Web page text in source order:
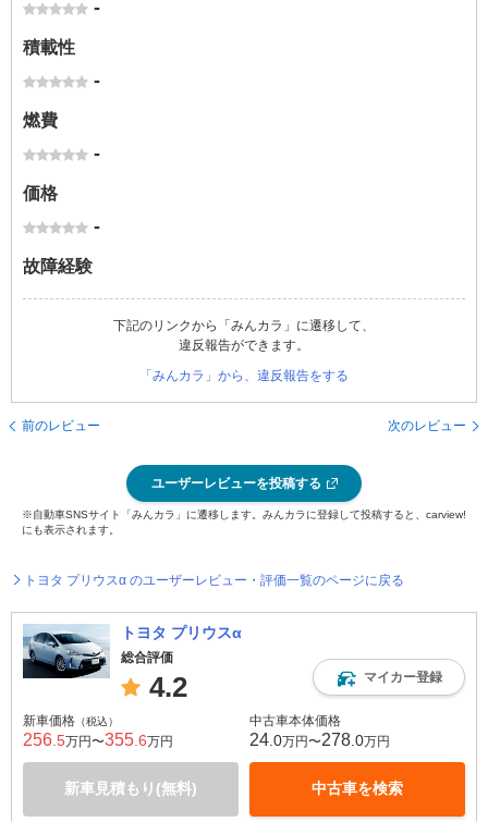
-
積載性
-
燃費
-
価格
-
故障経験
下記のリンクから「みんカラ」に遷移して、
違反報告ができます。
「みんカラ」から、違反報告をする
前のレビュー 次のレビュー
ユーザーレビューを投稿する
※自動車SNSサイト「みんカラ」に遷移します。みんカラに登録して投稿すると、carview!
にも表示されます。
トヨタ プリウスα のユーザーレビュー・評価一覧のページに戻る
トヨタ プリウスα
総合評価
4.2 マイカー登録
新車価格 （税込）
256 .5万円〜355 .6万円
新車見積もり(無料)
中古車本体価格
24 .0万円〜278 .0万円
中古車を検索